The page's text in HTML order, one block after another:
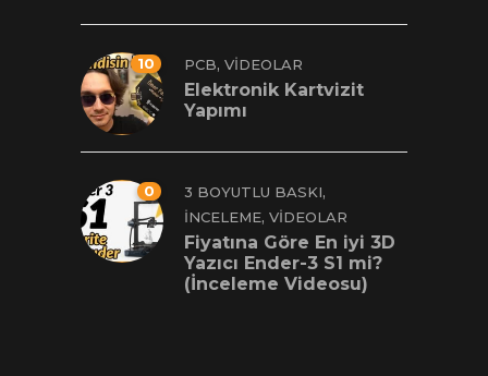
10 PCB, VIDEOLAR
Elektronik Kartvizit
Yapımı
0 3 BOYUTLU BASKI,
İNCELEME, VIDEOLAR
Fiyatına Göre En iyi 3D
Yazıcı Ender-3 S1 mi?
(İnceleme Videosu)